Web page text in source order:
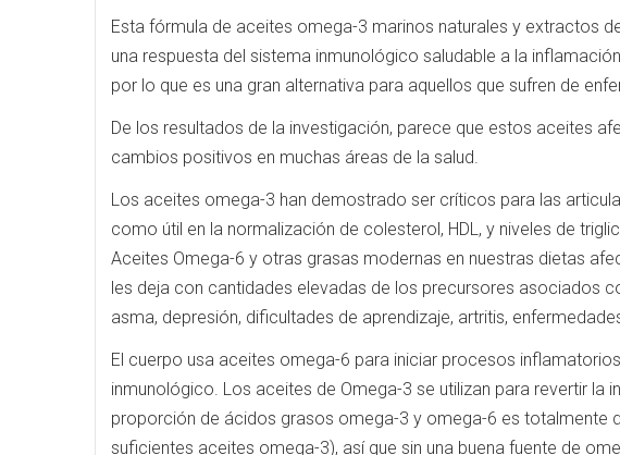
Esta fórmula de aceites omega-3 marinos naturales y extractos
una respuesta del sistema inmunológico saludable a la
por lo que es una gran alternativa para aquellos que sufren de
De los resultados de la investigación, parece que estos aceites
cambios positivos en muchas áreas de la salud.
Los aceites omega-3 han demostrado ser críticos para las
como útil en la normalización de colesterol, HDL, y niveles de
Aceites Omega-6 y otras grasas modernas en nuestras dietas
les deja con cantidades elevadas de los precursores asociados
asma, depresión, dificultades de aprendizaje, artritis,
El cuerpo usa aceites omega-6 para iniciar procesos
inmunológico. Los aceites de Omega-3 se utilizan para revertir la
proporción de ácidos grasos omega-3 y omega-6 es totalmente
suficientes aceites omega-3), así que sin una buena fuente de